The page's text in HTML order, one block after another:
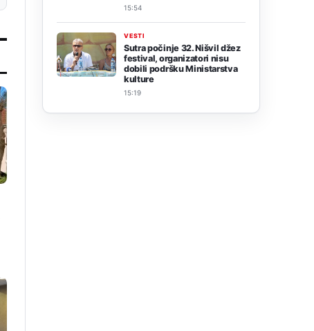
15:54
VESTI
Sutra počinje 32. Nišvil džez
festival, organizatori nisu
dobili podršku Ministarstva
kulture
15:19